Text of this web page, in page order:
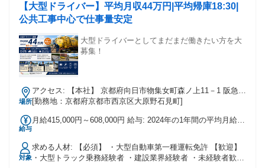
いて⭐＝ 面接は1回、職場見学もOK！ 面接では、堅苦しい話
は一切なし！ ざっくばらんに楽しく話しましょう♪ 希望入社
理由：あり（例外事由1号・65歳未満（定年のため））
【大型ドライバー】平均月収44万円|平均帰庫18:30|
公共工事中心で仕事量安定
大型ドライバーとしてまだまだ働きたい方を大
募集！
場所
アクセス: 【本社】 京都府向日市物集女町森ノ上11－1 阪急
「洛西口駅」より徒歩10分 【車両センター】 京都市西京区大
[勤務地：京都府京都市西京区大原野石見町]
給与
月給415,000円～608,000円 給与: 2024年の1年間の平均月給の
（入社9年目）最高月収58.8万円 ③41.5万円（入社7年目）最
高月収60.8万円 ④45万円（入社4年目）最高月収56.3万円 ・
基本給：181,650円 ・歩合給：車種により変動あり ・10tバキ
対象
求める人材: 【必須】 ・大型自動車第一種運転免許 【歓迎】
・大型トラック乗務経験者 ・建設業界経験者 ・未経験者歓迎